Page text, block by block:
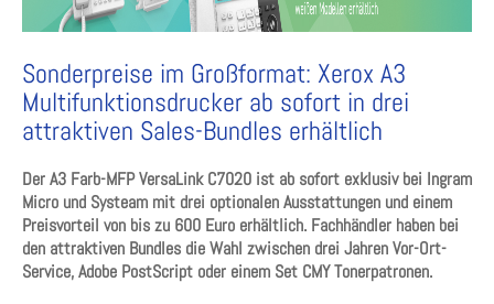
Sonderpreise im Großformat: Xerox A3
Multifunktionsdrucker ab sofort in drei
attraktiven Sales-Bundles erhältlich
Der A3 Farb-MFP VersaLink C7020 ist ab sofort exklusiv bei Ingram
Micro und Systeam mit drei optionalen Ausstattungen und einem
Preisvorteil von bis zu 600 Euro erhältlich. Fachhändler haben bei
den attraktiven Bundles die Wahl zwischen drei Jahren Vor-Ort-
Service, Adobe PostScript oder einem Set CMY Tonerpatronen.